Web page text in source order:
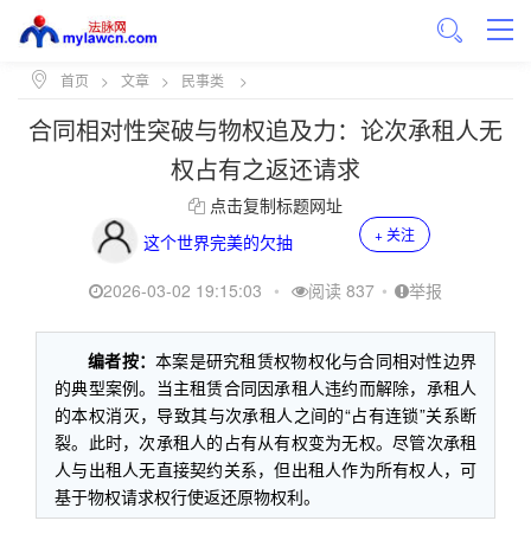
首页 > 文章 > 民事类 >
合同相对性突破与物权追及力：论次承租人无
权占有之返还请求
点击复制标题网址
这个世界完美的欠抽
+ 关注
2026-03-02 19:15:03 • 阅读 837 • 举报
编者按：本案是研究租赁权物权化与合同相对性边界
的典型案例。当主租赁合同因承租人违约而解除，承租人
的本权消灭，导致其与次承租人之间的“占有连锁”关系断
裂。此时，次承租人的占有从有权变为无权。尽管次承租
人与出租人无直接契约关系，但出租人作为所有权人，可
基于物权请求权行使返还原物权利。